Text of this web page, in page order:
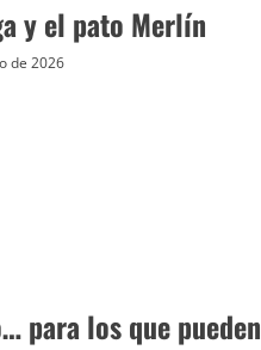
y el pato Merlín
de 2026
para los que